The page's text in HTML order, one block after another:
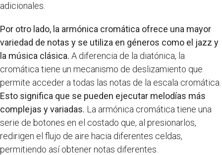
adicionales.
Por otro lado, la armónica cromática ofrece una mayor
variedad de notas y se utiliza en géneros como el jazz y
la música clásica. A diferencia de la diatónica, la
cromática tiene un mecanismo de deslizamiento que
permite acceder a todas las notas de la escala cromática.
Esto significa que se pueden ejecutar melodías más
complejas y variadas. La armónica cromática tiene una
serie de botones en el costado que, al presionarlos,
redirigen el flujo de aire hacia diferentes celdas,
permitiendo así obtener notas diferentes.